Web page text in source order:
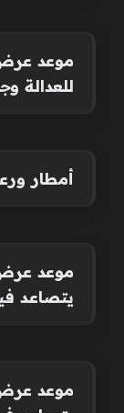
موعد
للعدالة
أمطار
يتصاعد